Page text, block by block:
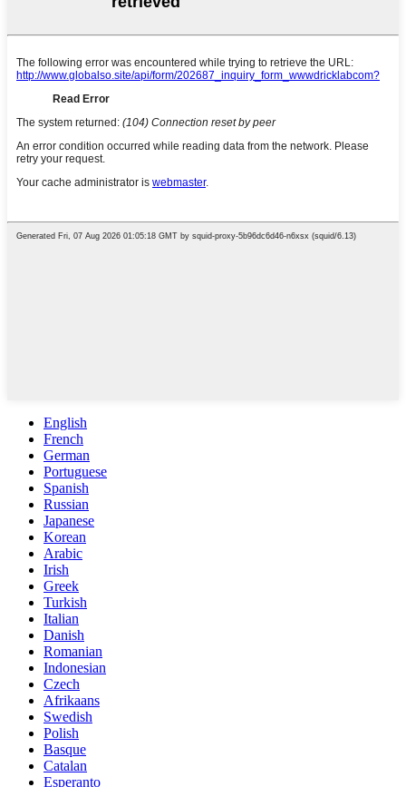
English
French
German
Portuguese
Spanish
Russian
Japanese
Korean
Arabic
Irish
Greek
Turkish
Italian
Danish
Romanian
Indonesian
Czech
Afrikaans
Swedish
Polish
Basque
Catalan
Esperanto